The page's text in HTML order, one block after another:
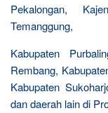
Pekalongan,
Temanggung,
Kabupaten
Rembang,
Kabupaten
dan daerah lain di